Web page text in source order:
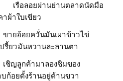
านตลาดนัดมือ
ใบเขียว
นเผาข้าวไข่
นหวานละลานตา
องชิมของ
ร้านอยู่ด้านขวา